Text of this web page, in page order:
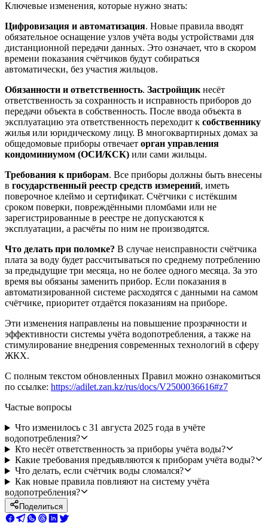
Ключевые изменения, которые нужно знать:
Цифровизация и автоматизация. Новые правила вводят
обязательное оснащение узлов учёта воды устройствами для
дистанционной передачи данных. Это означает, что в скором
времени показания счётчиков будут собираться
автоматически, без участия жильцов.
Обязанности и ответственность. Застройщикнесёт
ответственность за сохранность и исправность приборов до
передачи объекта в собственность. После ввода объекта в
эксплуатацию эта ответственность переходит к собственнику
жилья или юридическому лицу. В многоквартирных домах за
общедомовые приборы отвечает орган управления
кондоминиумом (ОСИ/КСК) или сами жильцы.
Требования к приборам. Все приборы должны быть внесены
в государственный реестр средств измерений, иметь
поверочное клеймо и сертификат. Счётчики с истёкшим
сроком поверки, повреждёнными пломбами или не
зарегистрированные в реестре не допускаются к
эксплуатации, а расчёты по ним не производятся.
Что делать при поломке? В случае неисправности счётчика
плата за воду будет рассчитываться по среднему потреблению
за предыдущие три месяца, но не более одного месяца. За это
время вы обязаны заменить прибор. Если показания в
автоматизированной системе расходятся с данными на самом
счётчике, приоритет отдаётся показаниям на приборе.
Эти изменения направлены на повышение прозрачности и
эффективности системы учёта водопотребления, а также на
стимулирование внедрения современных технологий в сферу
ЖКХ.
С полным текстом обновленных Правил можно ознакомиться
по ссылке: https://adilet.zan.kz/rus/docs/V2500036616#z7
Частые вопросы
Что изменилось с 31 августа 2025 года в учёте
водопотребления?
Кто несёт ответственность за приборы учёта воды?
Какие требования предъявляются к приборам учёта воды?
Что делать, если счётчик воды сломался?
Как новые правила повлияют на систему учёта
водопотребления?
Поделиться